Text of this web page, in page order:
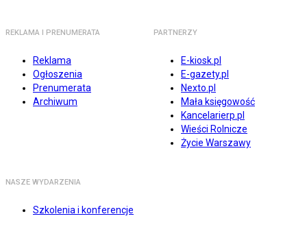
REKLAMA I PRENUMERATA
Reklama
Ogłoszenia
Prenumerata
Archiwum
PARTNERZY
E-kiosk.pl
E-gazety.pl
Nexto.pl
Mała księgowość
Kancelarierp.pl
Wieści Rolnicze
Życie Warszawy
NASZE WYDARZENIA
Szkolenia i konferencje